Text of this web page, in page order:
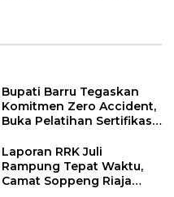
Bupati Barru Tegaskan
Komitmen Zero Accident,
Buka Pelatihan Sertifikasi
Laporan RRK Juli
Rampung Tepat Waktu,
Camat Soppeng Riaja